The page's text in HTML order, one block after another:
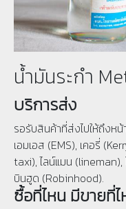
น้ำมันระกำ
บริการส่ง
รอรับสินค้าที่ส่งไปให้ถึงห
เอมเอส (EMS), เคอรี่
taxi), ไลน์แมน
บินฮูด (Robinhood).
ซื้อที่ไหน มีขายที่